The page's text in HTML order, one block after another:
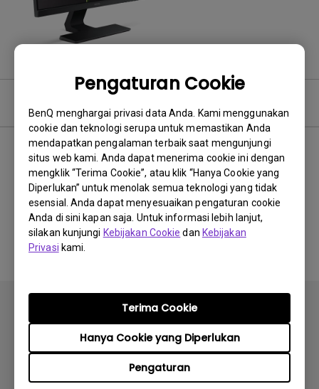
Pengaturan Cookie
BenQ menghargai privasi data Anda. Kami menggunakan
cookie dan teknologi serupa untuk memastikan Anda
mendapatkan pengalaman terbaik saat mengunjungi
situs web kami. Anda dapat menerima cookie ini dengan
mengklik “Terima Cookie”, atau klik “Hanya Cookie yang
Diperlukan” untuk menolak semua teknologi yang tidak
esensial. Anda dapat menyesuaikan pengaturan cookie
Anda di sini kapan saja. Untuk informasi lebih lanjut,
silakan kunjungi Kebijakan Cookie dan Kebijakan
Privasi kami.
Pengaturan
Hanya Cookie yang Diperlukan
Terima Cookie
0 hasil Terbaru
Tidak ada video terkait
Berlangganan